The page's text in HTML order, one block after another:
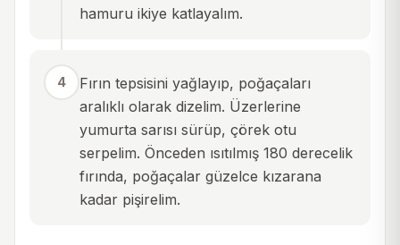
hamuru ikiye katlayalım.
4
Fırın tepsisini yağlayıp, poğaçaları
aralıklı olarak dizelim. Üzerlerine
yumurta sarısı sürüp, çörek otu
serpelim. Önceden ısıtılmış 180 derecelik
fırında, poğaçalar güzelce kızarana
kadar pişirelim.